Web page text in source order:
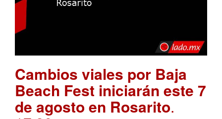
Cambios viales por Baja
Beach Fest iniciarán este 7
de agosto en Rosarito.